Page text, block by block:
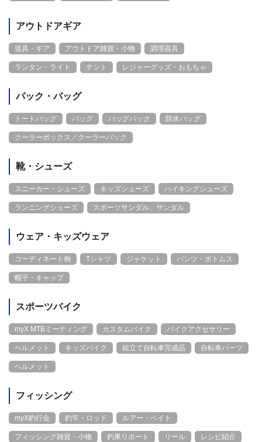
アウトドアギア
道具・ギア アウトドア雑貨・小物 調理器具
ランタン・ライト テント レジャーグッズ・おもちゃ
パック・バッグ
トートバッグ バッグ バッグパック 防水バッグ
クーラーボックス／クーラーバック
靴・シューズ
スニーカー・シューズ キッズシューズ ハイキングシューズ
ランニングシューズ スポーツサンダル、サンダル
ウェア・キッズウェア
コーディネート例 Tシャツ ジャケット パンツ・ボトムス
帽子・キャップ
スポーツバイク
myX MTBミーティング カスタムバイク バイクアクセサリー
ヘルメット キッズバイク 組立て自転車完成品 自転車パーツ
ヘルメット
フィッシング
myX釣行会 釣竿・ロッド ルアー・ベイト
フィッシング雑貨・小物 釣果リポート リール レシピ紹介